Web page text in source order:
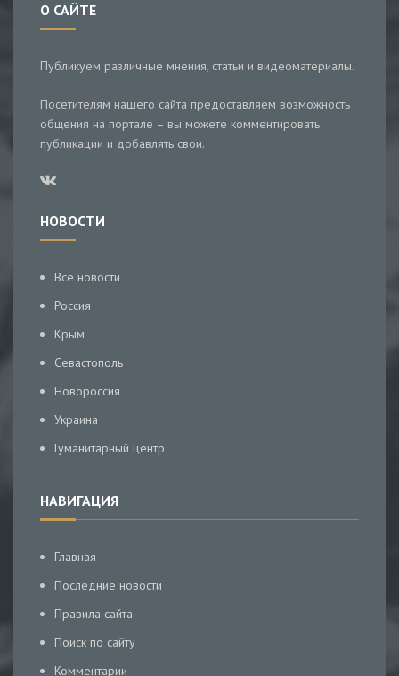
О САЙТЕ
Публикуем различные мнения, статьи и видеоматериалы.
Посетителям нашего сайта предоставляем возможность
общения на портале – вы можете комментировать
публикации и добавлять свои.
НОВОСТИ
Все новости
Россия
Крым
Севастополь
Новороссия
Украина
Гуманитарный центр
НАВИГАЦИЯ
Главная
Последние новости
Правила сайта
Поиск по сайту
Комментарии